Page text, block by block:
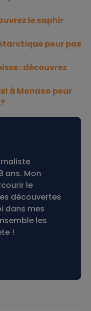
le saphir
pour pas
: découvrez
à Monaco pour
ans. Mon
le
découvertes
dans mes
les
!